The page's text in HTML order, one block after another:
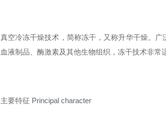
真空冷冻干燥技术，简称冻干，又称升华干燥。
血液制品、酶激素及其他生物组织，冻干技术非常
主要特征 Principal character